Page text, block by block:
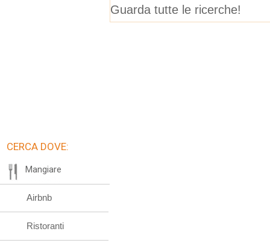
Guarda tutte le ricerche!
CERCA DOVE:
Mangiare
Airbnb
Ristoranti